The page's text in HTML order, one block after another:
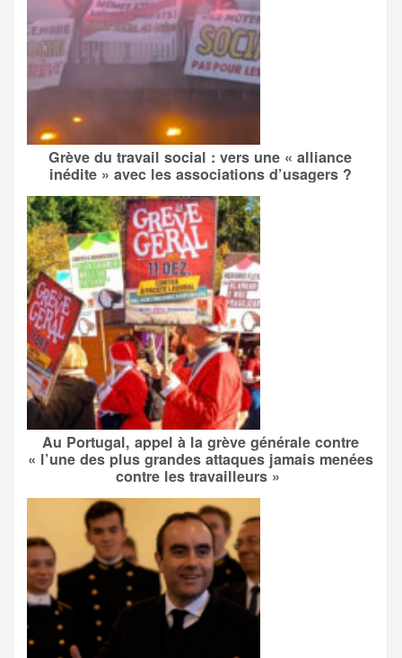
Grève du travail social : vers une « alliance
inédite » avec les associations d’usagers ?
Au Portugal, appel à la grève générale contre
« l’une des plus grandes attaques jamais menées
contre les travailleurs »